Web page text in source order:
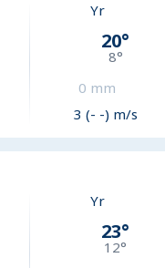
Yr
20°
8°
0 mm
3 (- -) m/s
Yr
23°
12°